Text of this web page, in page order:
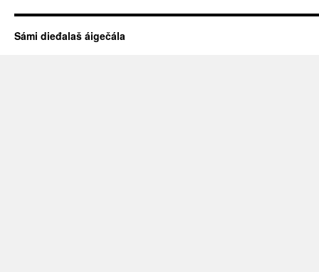
Sámi dieđalaš áigečála